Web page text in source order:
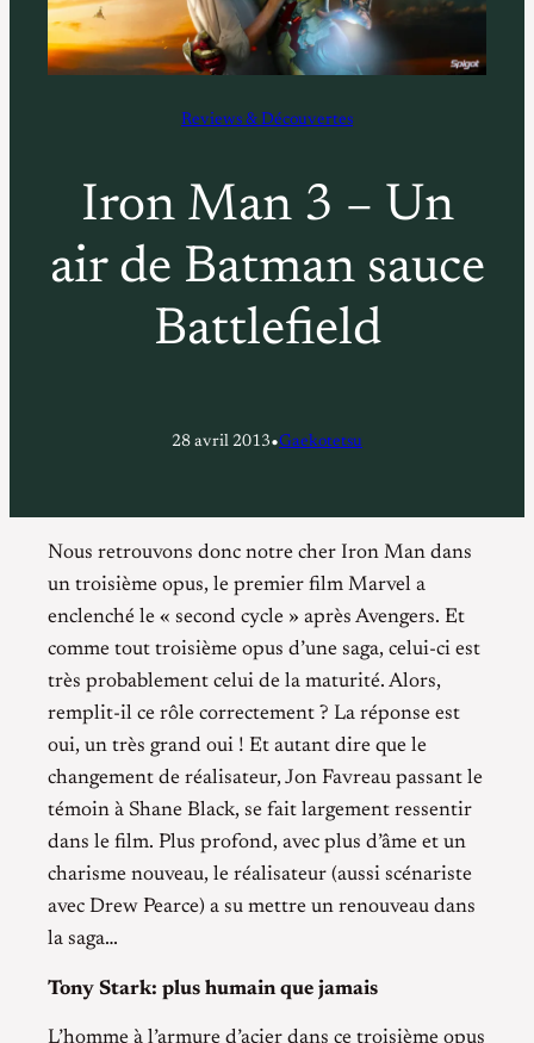
Reviews & Découvertes
Iron Man 3 – Un
air de Batman sauce
Battlefield
28 avril 2013•Gaekotetsu
Nous retrouvons donc notre cher Iron Man dans
un troisième opus, le premier film Marvel a
enclenché le « second cycle » après Avengers. Et
comme tout troisième opus d’une saga, celui-ci est
très probablement celui de la maturité. Alors,
remplit-il ce rôle correctement ? La réponse est
oui, un très grand oui ! Et autant dire que le
changement de réalisateur, Jon Favreau passant le
témoin à Shane Black, se fait largement ressentir
dans le film. Plus profond, avec plus d’âme et un
charisme nouveau, le réalisateur (aussi scénariste
avec Drew Pearce) a su mettre un renouveau dans
la saga…
Tony Stark: plus humain que jamais
L’homme à l’armure d’acier dans ce troisième opus